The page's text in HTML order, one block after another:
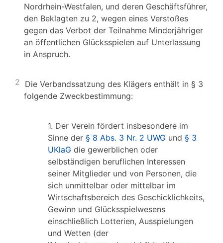
Nordrhein-Westfalen, und deren Geschäftsführer,
den Beklagten zu 2, wegen eines Verstoßes
gegen das Verbot der Teilnahme Minderjähriger
an öffentlichen Glücksspielen auf Unterlassung
in Anspruch.
2 Die Verbandssatzung des Klägers enthält in § 3
folgende Zweckbestimmung:
1. Der Verein fördert insbesondere im
Sinne der § 8 Abs. 3 Nr. 2 UWG und § 3
UKlaG die gewerblichen oder
selbständigen beruflichen Interessen
seiner Mitglieder und von Personen, die
sich unmittelbar oder mittelbar im
Wirtschaftsbereich des Geschicklichkeits,
Gewinn und Glücksspielwesens
einschließlich Lotterien, Ausspielungen
und Wetten (der